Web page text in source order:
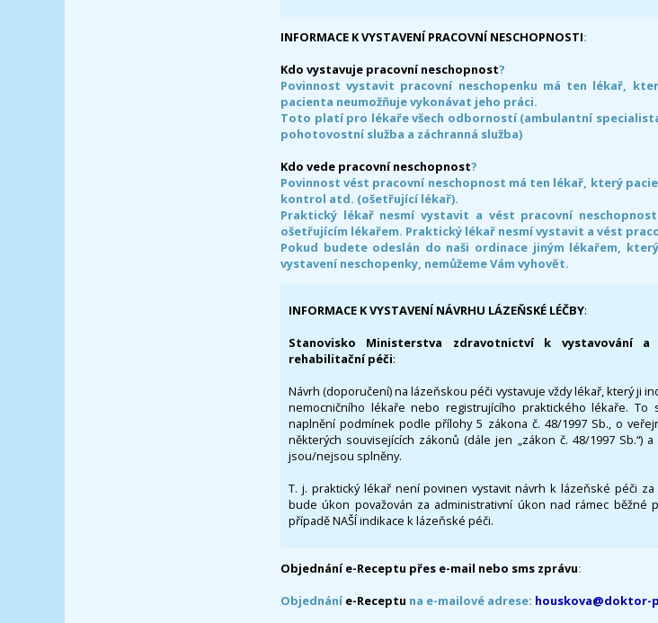
INFORMACE K VYSTAVENÍ PRACOVNÍ NESCHOPNOSTI:
Kdo vystavuje pracovní neschopnost?
Povinnost vystavit pracovní neschopenku má ten lékař,
pacienta neumožňuje vykonávat jeho práci.
Toto platí pro lékaře všech odborností (ambulantní
pohotovostní služba a záchranná služba)
Kdo vede pracovní neschopnost?
Povinnost vést pracovní neschopnost má ten lékař, který
kontrol atd. (ošetřující lékař).
Praktický lékař nesmí vystavit a vést pracovní
ošetřujícím lékařem. Praktický lékař nesmí vystavit a vést
Pokud budete odeslán do naši ordinace jiným lékařem,
vystavení neschopenky, nemůžeme Vám vyhovět.
INFORMACE K VYSTAVENÍ NÁVRHU LÁZEŇSKÉ LÉČBY:
Stanovisko Ministerstva zdravotnictví k vystavování a
rehabilitační péči:
Návrh (doporučení) na lázeňskou péči vystavuje vždy lékař, který ji
nemocničního lékaře nebo registrujícího praktického lékaře.
naplnění podmínek podle přílohy 5 zákona č. 48/1997 Sb., o
některých souvisejících zákonů (dále jen „zákon č. 48/1997
jsou/nejsou splněny.
T. j. praktický lékař není povinen vystavit návrh k lázeňské péči
bude úkon považován za administrativní úkon nad rámec běžné
případě NAŠÍ indikace k lázeňské péči.
Objednání e-Receptu přes e-mail nebo sms zprávu:
Objednáníe-Receptu na e-mailové adrese: houskova@doktor-